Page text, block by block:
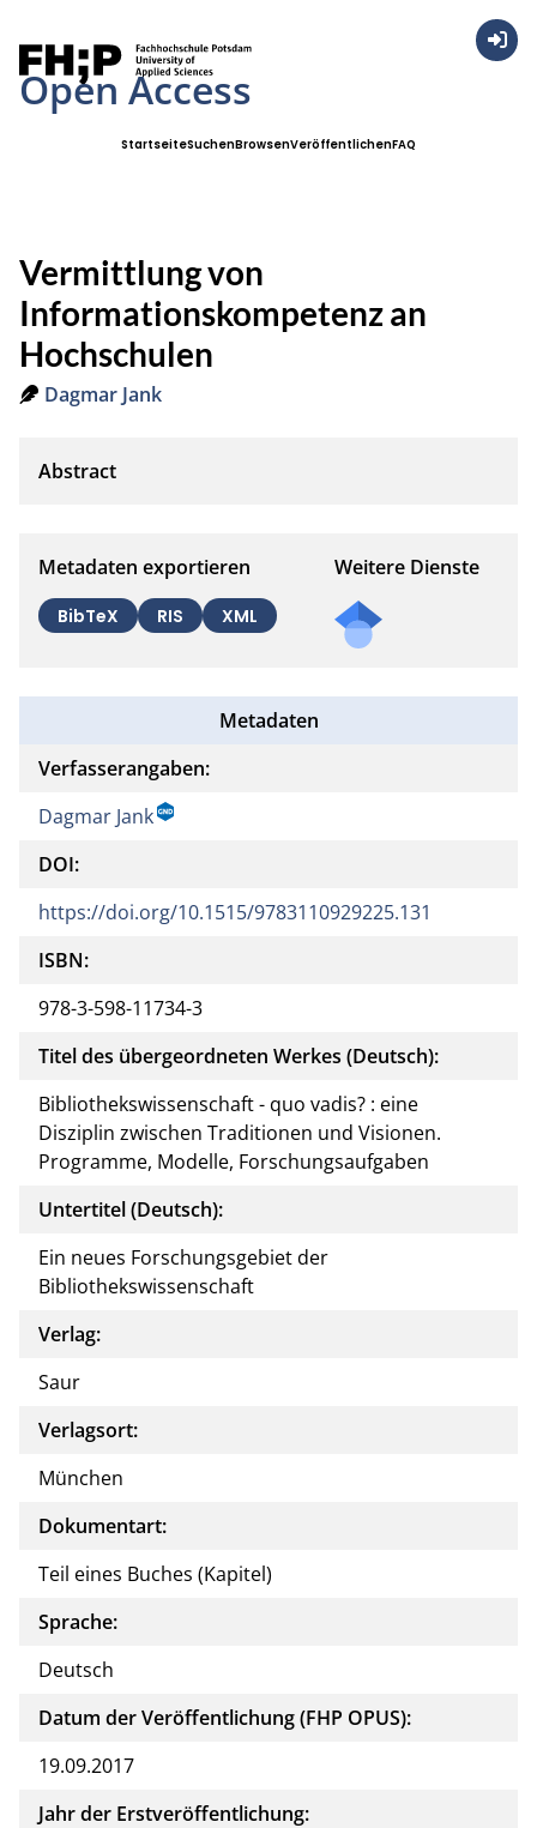
Open Access
StartseiteSuchenBrowsenVeröffentlichenFAQ
Vermittlung von
Informationskompetenz an
Hochschulen
Dagmar Jank
Metadaten exportieren
BibTeX RIS XML
Weitere Dienste
Metadaten
Verfasserangaben:
Dagmar Jank
DOI:
https://doi.org/10.1515/9783110929225.131
ISBN:
978-3-598-11734-3
Titel des übergeordneten Werkes (Deutsch):
Bibliothekswissenschaft - quo vadis? : eine
Disziplin zwischen Traditionen und Visionen.
Programme, Modelle, Forschungsaufgaben
Untertitel (Deutsch):
Ein neues Forschungsgebiet der
Bibliothekswissenschaft
Verlag:
Saur
Verlagsort:
München
Dokumentart:
Teil eines Buches (Kapitel)
Sprache:
Deutsch
Datum der Veröffentlichung (FHP OPUS):
19.09.2017
Jahr der Erstveröffentlichung: